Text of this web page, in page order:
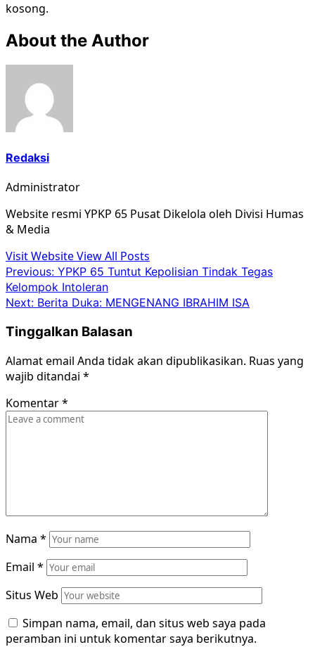
kosong.
About the Author
Redaksi
Administrator
Website resmi YPKP 65 Pusat Dikelola oleh Divisi Humas
& Media
Visit WebsiteView All Posts
Post
navigation
Previous: YPKP 65 Tuntut Kepolisian Tindak Tegas
Kelompok Intoleran
Next: Berita Duka: MENGENANG IBRAHIM ISA
Tinggalkan Balasan
Alamat email Anda tidak akan dipublikasikan. Ruas yang
wajib ditandai *
Komentar*
Nama *
Email *
Situs Web
Simpan nama, email, dan situs web saya pada
peramban ini untuk komentar saya berikutnya.